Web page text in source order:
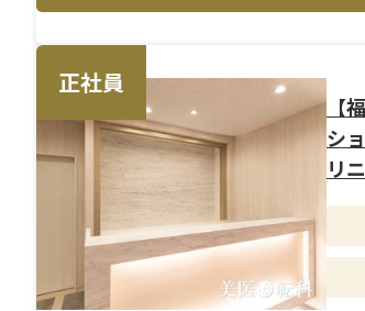
＜メイン施術＞
エリア内の運営管理全般をお任せしま
スタッフ教育、業務改善などを通じて
全体の成果向上を推進していただき
です。
＜研修制度＞
これまでの経験を軸に、現場での実
イルです。既存メンバーとの連携に
め、無理なくポジションに適応でき
も、実践を通じて着実に成長できる環
正社員
【
シ
リ